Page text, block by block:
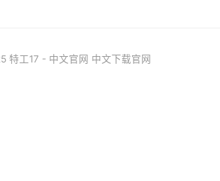
特工17 - 中文官网 中文下载官网